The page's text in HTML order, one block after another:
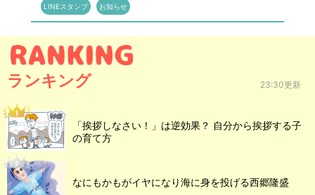
LINEスタンプ お知らせ
ランキング 23:30更新
「挨拶しなさい！」は逆効果？ 自分から挨拶する子
の育て方
なにもかもがイヤになり海に身を投げる西郷隆盛